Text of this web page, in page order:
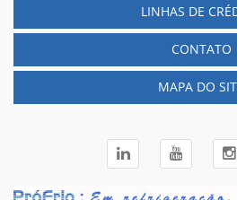
Racks para câmaras frigoríficas
Túnel de congelamento para frango
Túnel de congelamento para pães
Túnel de congelamento para salgados
Túnel de congelamento para sorvetes
Túnel de congelamento rápido
LINHAS DE
CONTATO
MAPA DO